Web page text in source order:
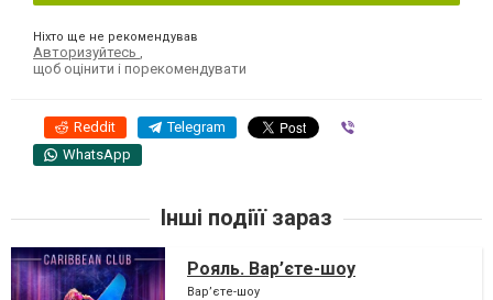
Ніхто ще не рекомендував
Авторизуйтесь
щоб оцінити і порекомендувати
Reddit Telegram
WhatsApp
Інші подіїї зараз
Рояль. Вар’єте-шоу
Вар’єте-шоу